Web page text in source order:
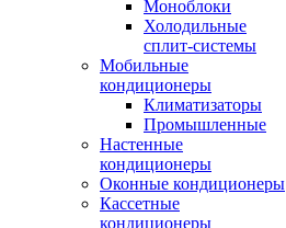
Моноблоки
Холодильные
сплит-системы
Мобильные
кондиционеры
Климатизаторы
Промышленные
Настенные
кондиционеры
Оконные кондиционеры
Кассетные
кондиционеры